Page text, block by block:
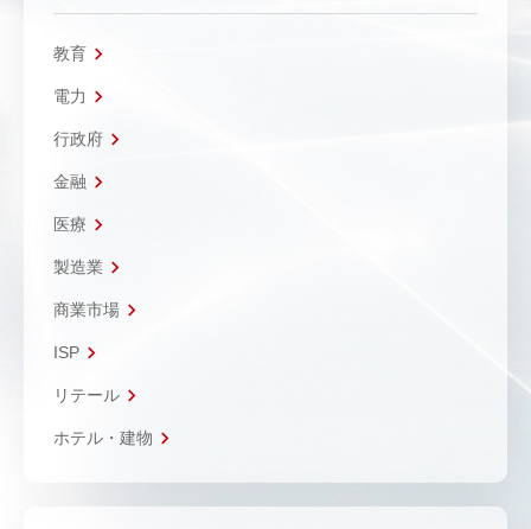
教育
電力
行政府
金融
医療
製造業
商業市場
ISP
リテール
ホテル・建物